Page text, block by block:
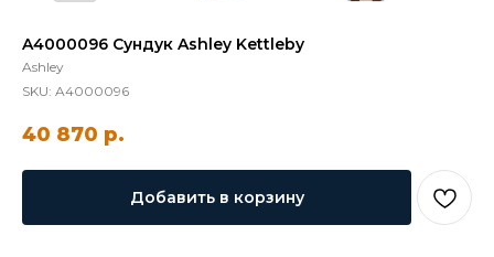
A4000096 Сундук Ashley Kettleby
Ashley
SKU: A4000096
40 870 р.
Добавить в корзину